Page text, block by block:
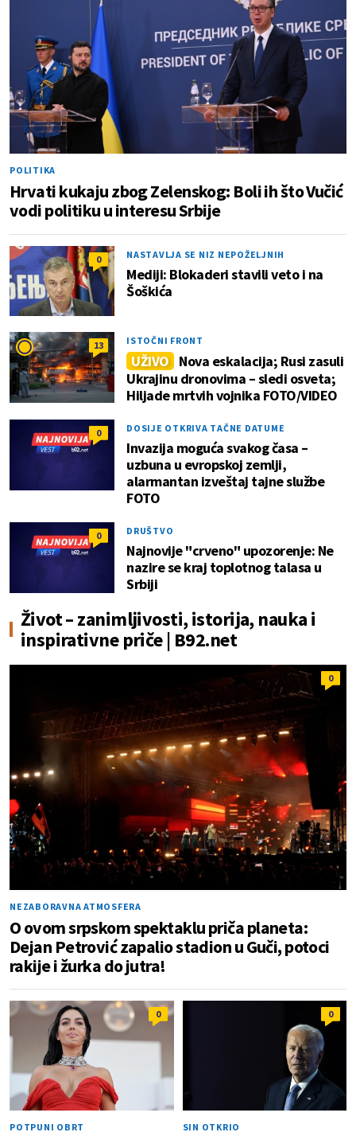
POLITIKA
Hrvati kukaju zbog Zelenskog: Boli ih što Vučić
vodi politiku u interesu Srbije
0 NASTAVLJA SE NIZ NEPOŽELJNIH
Mediji: Blokaderi stavili veto i na
Šoškića
13 ISTOČNI FRONT
UŽIVO Nova eskalacija; Rusi zasuli
Ukrajinu dronovima – sledi osveta;
Hiljade mrtvih vojnika FOTO/VIDEO
0 DOSIJE OTKRIVA TAČNE DATUME
Invazija moguća svakog časa –
uzbuna u evropskoj zemlji,
alarmantan izveštaj tajne službe
FOTO
0 DRUŠTVO
Najnovije "crveno" upozorenje: Ne
nazire se kraj toplotnog talasa u
Srbiji
Život – zanimljivosti, istorija, nauka i
inspirativne priče | B92.net
0
NEZABORAVNA ATMOSFERA
O ovom srpskom spektaklu priča planeta:
Dejan Petrović zapalio stadion u Guči, potoci
rakije i žurka do jutra!
0
POTPUNI OBRT
0
SIN OTKRIO